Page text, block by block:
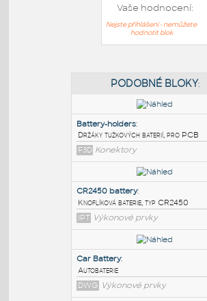
Vaše hodnocení:
Nejste přihlášeni - nemůžete
hodnotit blok
PODOBNÉ
Battery-holders:
Držáky tužkových baterií,
F3D Konektory